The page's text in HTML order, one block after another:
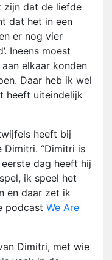
zijn dat de liefde
dat het in een
er nog vier
Ineens moest
elkaar konden
Daar heb ik wel
heeft uiteindelijk
heeft bij
Dimitri. “Dimitri is
dag heeft hij
ik speel het
en daar zet ik
podcast We Are
Dimitri, met wie